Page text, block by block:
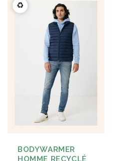
♻️
BODYWARMER
HOMME RECYCLÉ